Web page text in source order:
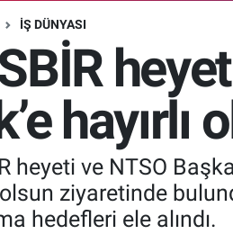
İŞ DÜNYASI
heyeti ve NTSO
olsun ziyaretinde
hedefleri ele alındı.
Haritası
ve Fikstür